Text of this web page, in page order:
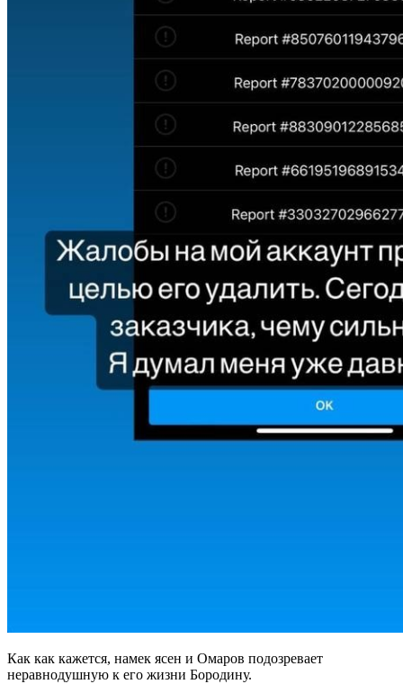
Как как кажется, намек ясен и Омаров подозревает
неравнодушную к его жизни Бородину.